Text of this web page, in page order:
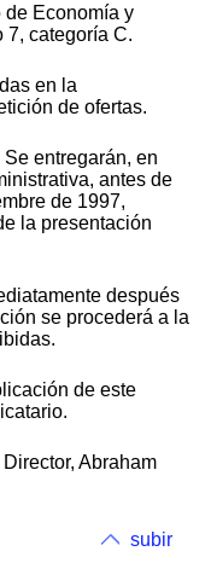
de Economía y
7, categoría C.
en la
de ofertas.
entregarán, en
antes de
de 1997,
la presentación
después
se procederá a la
de este
Abraham
subir